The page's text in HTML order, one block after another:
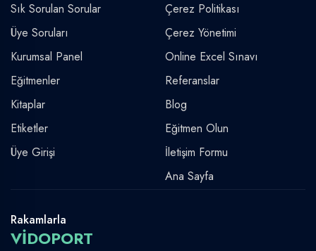
Sık Sorulan Sorular
Üye Soruları
Kurumsal Panel
Eğitmenler
Kitaplar
Etiketler
Üye Girişi
Çerez Politikası
Çerez Yönetimi
Online Excel Sınavı
Referanslar
Blog
Eğitmen Olun
İletişim Formu
Ana Sayfa
Rakamlarla
VİDOPORT